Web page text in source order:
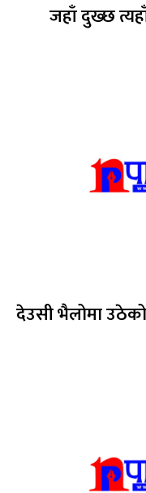
जहाँ दुख्छ
देउसी भैलोमा